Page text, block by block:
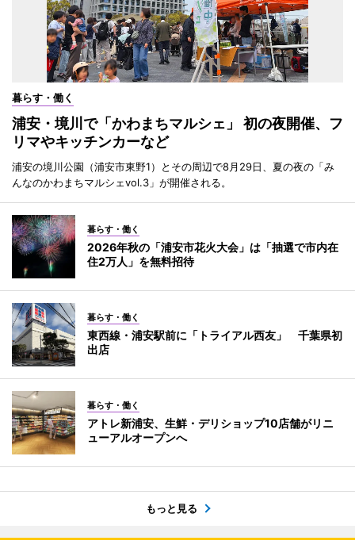
暮らす・働く
浦安・境川で「かわまちマルシェ」 初の夜開催、フ
リマやキッチンカーなど
浦安の境川公園（浦安市東野1）とその周辺で8月29日、夏の夜の「み
んなのかわまちマルシェvol.3」が開催される。
暮らす・働く
2026年秋の「浦安市花火大会」は「抽選で市内在
住2万人」を無料招待
暮らす・働く
東西線・浦安駅前に「トライアル西友」 千葉県初
出店
暮らす・働く
アトレ新浦安、生鮮・デリショップ10店舗がリニ
ューアルオープンへ
もっと見る